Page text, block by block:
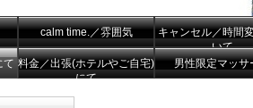
calm time.／雰囲気
キャンセル／時間
いて
て 料金／出張(ホテルやご自宅)
にて
男性限定マッサ